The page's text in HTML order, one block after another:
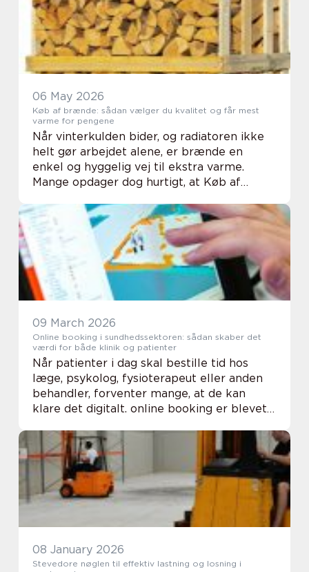
06 May 2026
Køb af brænde: sådan vælger du kvalitet og får mest
varme for pengene
Når vinterkulden bider, og radiatoren ikke
helt gør arbejdet alene, er brænde en
enkel og hyggelig vej til ekstra varme.
Mange opdager dog hurtigt, at Køb af
laveste pris. Forskellen på godt og dårligt
brænde ...
09 March 2026
Online booking i sundhedssektoren: sådan skaber det
værdi for både klinik og patienter
Når patienter i dag skal bestille tid hos
læge, psykolog, fysioterapeut eller anden
behandler, forventer mange, at de kan
klare det digitalt. online booking er blevet
måde som netbank og nemID/mitID. For
kl...
08 January 2026
Stevedore nøglen til effektiv lastning og losning i